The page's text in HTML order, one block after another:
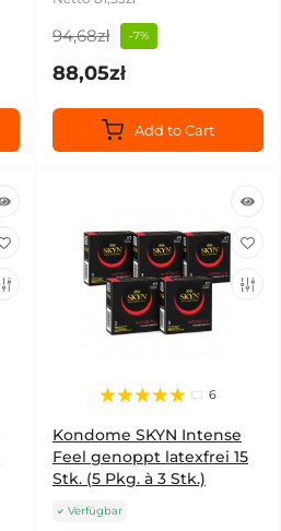
94,68zł -7%
88,05zł
Add to Cart
6
Kondome SKYN Intense
Feel genoppt latexfrei 15
Stk. (5 Pkg. à 3 Stk.)
Verfügbar